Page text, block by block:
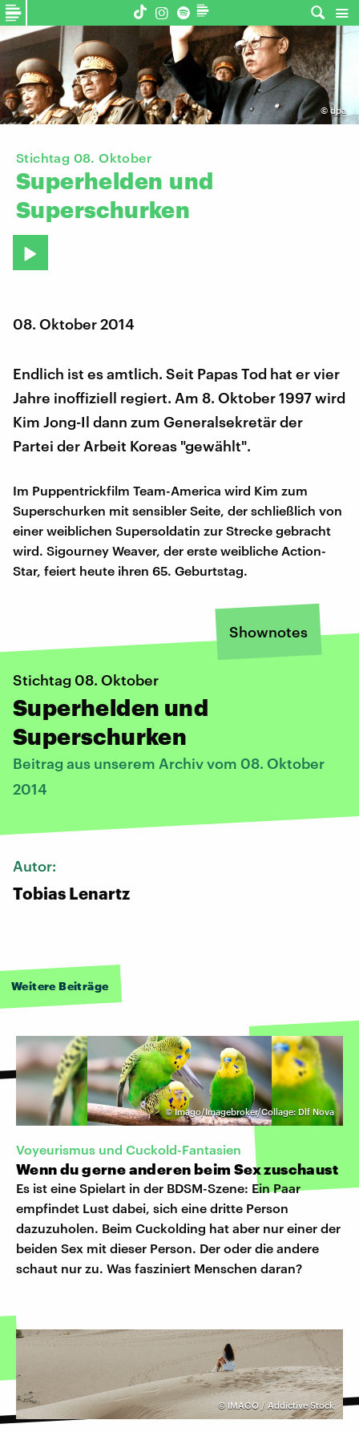
©dpa
Stichtag 08. Oktober
Superhelden und
Superschurken
08. Oktober 2014
Endlich ist es amtlich. Seit Papas Tod hat er vier
Jahre inoffiziell regiert. Am 8. Oktober 1997 wird
Kim Jong-Il dann zum Generalsekretär der
Partei der Arbeit Koreas "gewählt".
Im Puppentrickfilm Team-America wird Kim zum
Superschurken mit sensibler Seite, der schließlich von
einer weiblichen Supersoldatin zur Strecke gebracht
wird. Sigourney Weaver, der erste weibliche Action-
Star, feiert heute ihren 65. Geburtstag.
Shownotes
Stichtag 08. Oktober
Superhelden und
Superschurken
Beitrag aus unserem Archiv vom 08. Oktober
2014
Autor:
Tobias Lenartz
Weitere Beiträge
©Imago/Imagebroker/Collage: Dlf Nova
Voyeurismus und Cuckold-Fantasien
Wenn du gerne anderen beim Sex zuschaust
Es ist eine Spielart in der BDSM-Szene: Ein Paar
empfindet Lust dabei, sich eine dritte Person
dazuzuholen. Beim Cuckolding hat aber nur einer der
beiden Sex mit dieser Person. Der oder die andere
schaut nur zu. Was fasziniert Menschen daran?
© IMAGO / Addictive Stock